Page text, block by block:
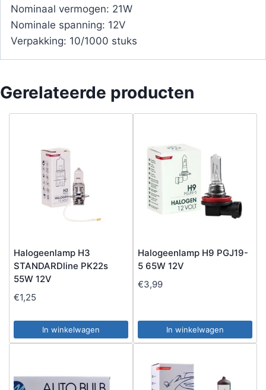
Nominaal vermogen: 21W
Nominale spanning: 12V
Verpakking: 10/1000 stuks
Gerelateerde producten
Halogeenlamp H3
STANDARDline PK22s
55W 12V
€1,25
In winkelwagen
Halogeenlamp H9 PGJ19-
5 65W 12V
€3,99
In winkelwagen